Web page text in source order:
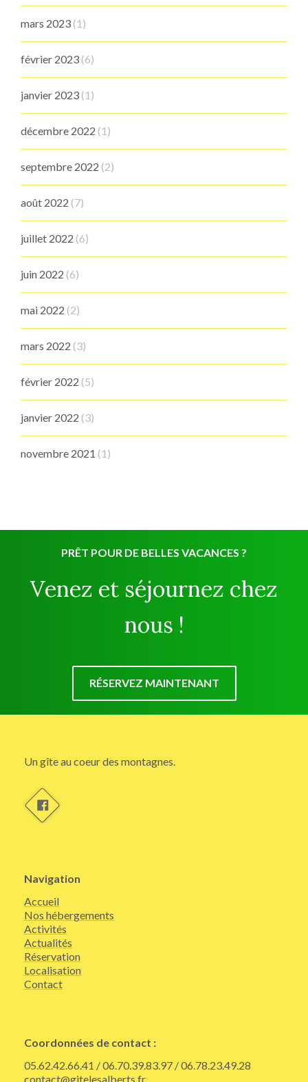
mars 2023 (1)
février 2023 (6)
janvier 2023 (1)
décembre 2022 (1)
septembre 2022 (2)
août 2022 (7)
juillet 2022 (6)
juin 2022 (6)
mai 2022 (2)
mars 2022 (3)
février 2022 (5)
janvier 2022 (3)
novembre 2021 (1)
PRÊT POUR DE BELLES VACANCES ?
Venez et séjournez chez
nous !
RÉSERVEZ MAINTENANT
Un gîte au coeur des montagnes.
Navigation
Accueil
Nos hébergements
Activités
Actualités
Réservation
Localisation
Contact
Coordonnées de contact :
05.62.42.66.41 / 06.70.39.83.97 / 06.78.23.49.28
contact@gitelesalberts.fr